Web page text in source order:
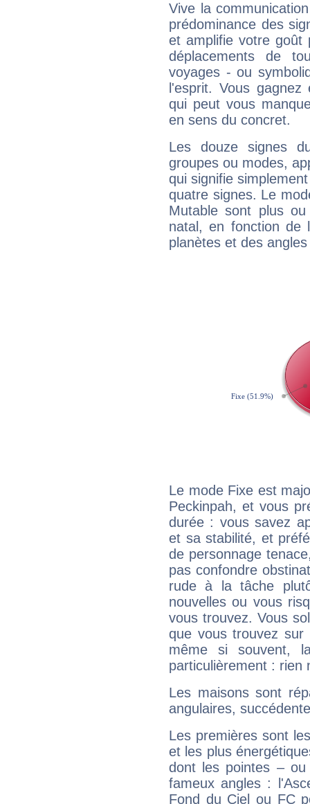
Vive la
prédominance des
et amplifie votre goût
déplacements de
voyages - ou
l'esprit. Vous
qui peut vous
en sens du concret.
Les douze signes
groupes ou modes,
qui signifie
quatre signes. Le
Mutable sont plus
natal, en fonction de
planètes et des
Le mode Fixe est
Peckinpah, et vous
durée : vous savez
et sa stabilité, et
de personnage
pas confondre
rude à la tâche
nouvelles ou vous
vous trouvez. Vous
que vous trouvez
même si souvent,
particulièrement : rien
Les maisons sont
angulaires,
Les premières sont
et les plus
dont les pointes –
fameux angles :
Fond du Ciel ou FC